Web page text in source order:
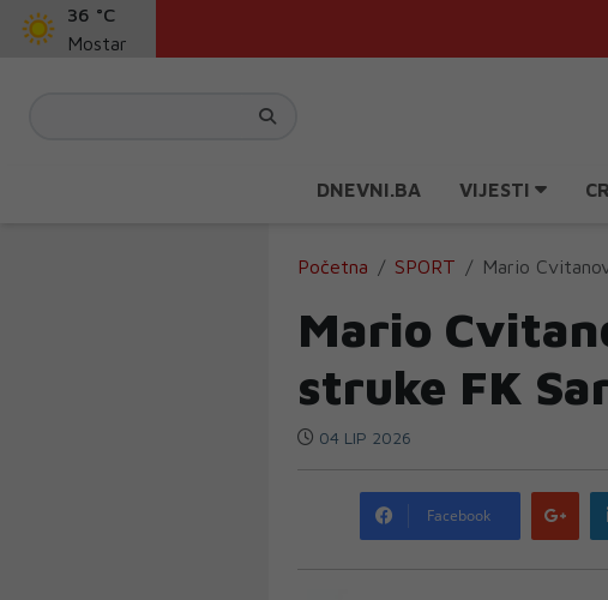
36 °C
Mostar
DNEVNI.BA VIJESTI
Početna SPORT Mario
Mario
struke FK
04 LIP 2026
Facebook
plus